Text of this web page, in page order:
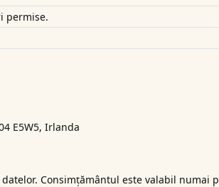
permise.
E5W5, Irlanda
Consimțământul este valabil numai